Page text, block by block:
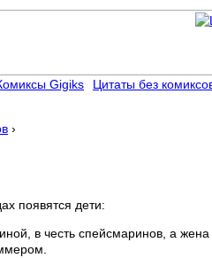
›
появятся дети:
в честь спейсмаринов, а жена
Gigiks Цитаты без